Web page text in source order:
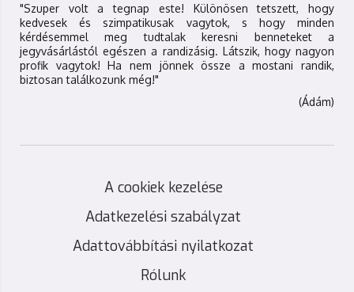
"Szuper volt a tegnap este! Különösen tetszett, hogy
kedvesek és szimpatikusak vagytok, s hogy minden
kérdésemmel meg tudtalak keresni benneteket a
jegyvásárlástól egészen a randizásig. Látszik, hogy nagyon
profik vagytok! Ha nem jönnek össze a mostani randik,
biztosan találkozunk még!"
(Ádám)
A cookiek kezelése
Adatkezelési szabályzat
Adattovábbítási nyilatkozat
Rólunk